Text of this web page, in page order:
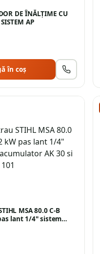
DE ÎNĂLȚIME CU
AP
în coș
MSA 80.0 C-B
lant 1/4" sistem…